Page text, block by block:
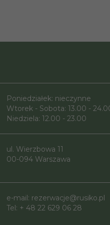
Poniedziałek: nieczynne
Wtorek - Sobota: 13.00 -
Niedziela: 12.00 - 23.00
ul. Wierzbowa 11
00-094 Warszawa
e-mail: rezerwacje@rusiko.pl
Tel: + 48 22 629 06 28